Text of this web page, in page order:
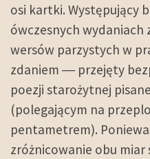
osi kartki. Występujący
ówczesnych wydaniach
wersów parzystych w
zdaniem ― przejęty
poezji starożytnej
(polegającym na
pentametrem).
zróżnicowanie obu